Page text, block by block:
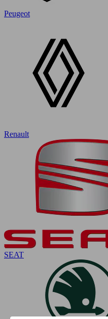
Peugeot
Renault
SEAT